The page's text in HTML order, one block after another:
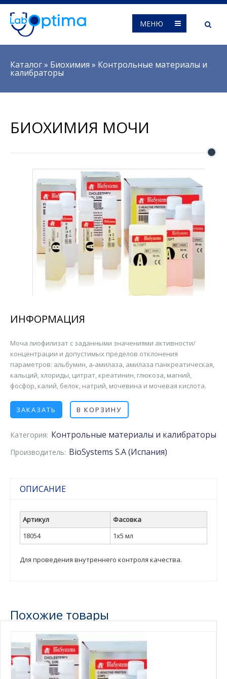
МЕНЮ
Вы здесь
Каталог» Биохимия » Контрольные материалы и
калибраторы
БИОХИМИЯ МОЧИ
ИНФОРМАЦИЯ
Моча лиофилизат с заданными значениями активности/
концентрации и допустимых пределов отклонения
параметров: альбумин, а-амилаза, амилаза панкреатическая,
кальций, хлориды, цитрат, креатинин, глюкоза, магний,
фосфор, калий, белок, натрий, мочевина и мочевая кислота.
ЗАКАЗАТЬ В КОРЗИНУ
Категория: Контрольные материалы и калибраторы
Производитель: BioSystems S.A (Испания)
ОПИСАНИЕ
Артикул
Фасовка
18054
1х5 мл
Для проведения внутреннего контроля качества.
Похожие товары